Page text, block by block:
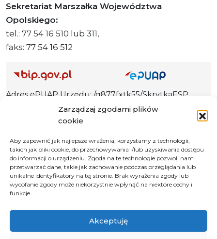
Zarządzaj zgodami plików
cookie
Aby zapewnić jak najlepsze wrażenia, korzystamy z technologii,
takich jak pliki cookie, do przechowywania i/lub uzyskiwania dostępu
do informacji o urządzeniu. Zgoda na te technologie pozwoli nam
przetwarzać dane, takie jak zachowanie podczas przeglądania lub
unikalne identyfikatory na tej stronie. Brak wyrażenia zgody lub
wycofanie zgody może niekorzystnie wpłynąć na niektóre cechy i
funkcje.
Akceptuję
Sekretariat Marszałka Województwa
Opolskiego:
tel.: 77 54 16 510 lub 311,
faks: 77 54 16 512
Adres ePUAP Urzędu: /q877fxtk55/SkrytkaESP
Adres do e-Doręczeń
Urzędu: AE:PL-66703-73759-IGTUV-14
Polityka prywatności
Klauzula informacyjna RODO
Deklaracja dostępności
© 2026 Samorząd Województwa Opolskiego